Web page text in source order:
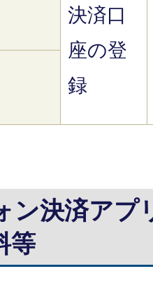
決済口
座の登
録
ン決済アプ
等